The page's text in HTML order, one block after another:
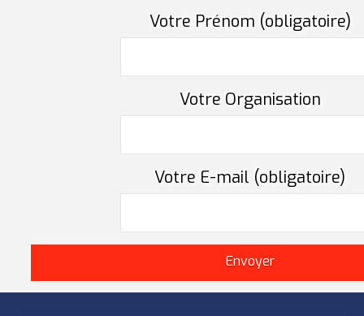
Votre Prénom (obligatoire)
Votre Organisation
Votre E-mail (obligatoire)